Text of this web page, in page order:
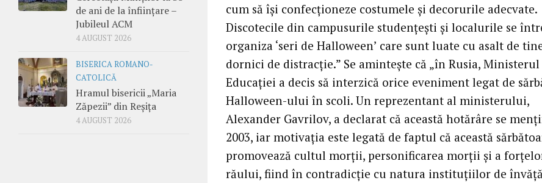
cum să îşi confecţioneze costumele şi decorurile adecvate.
Discotecile din campusurile studenţeşti şi localurile se
organiza ‘seri de Halloween’ care sunt luate cu asalt de
dornici de distracţie.” Se aminteşte că „în Rusia, Ministerul
Educaţiei a decis să interzică orice eveniment legat de
Halloween-ului în scoli. Un reprezentant al ministerului,
Alexander Gavrilov, a declarat că această hotărâre se
2003, iar motivaţia este legată de faptul că această
promovează cultul morţii, personificarea morţii şi a
răului, fiind în contradicţie cu natura instituţiilor de
de ani de la înființare –
Jubileul ACM
4 AUGUST 2026
BISERICA ROMANO-
CATOLICĂ
Hramul bisericii „Maria
Zăpezii” din Reșița
4 AUGUST 2026